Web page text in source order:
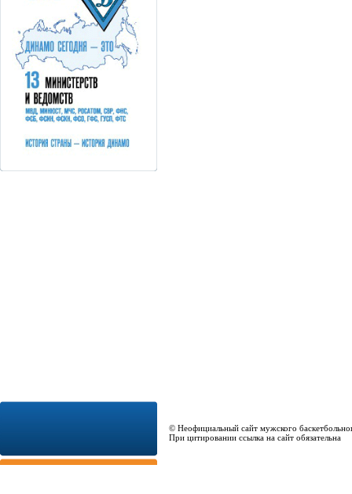
© Неофициальный сайт мужского
При цитировании ссылка на сайт обязательна